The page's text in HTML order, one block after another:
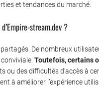
et tendances du marché.
stream.dev ?
De nombreux
Toutefois, certains
ou des difficultés d’accès à
à améliorer l’expérience